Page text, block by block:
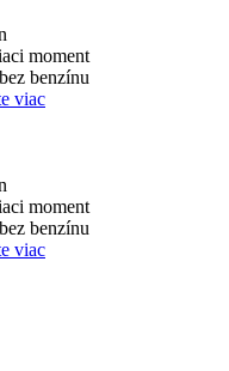
moment
benzínu
viac
moment
benzínu
viac